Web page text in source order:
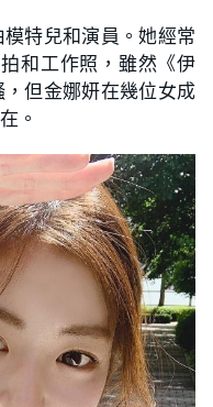
特兒和演員。她經常
和工作照，雖然《伊
但金娜妍在幾位女成
。